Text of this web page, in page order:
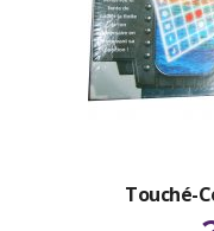
Touché-